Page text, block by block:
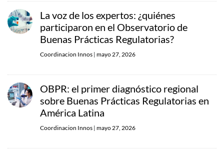
La voz de los expertos: ¿quiénes
participaron en el Observatorio de
Buenas Prácticas Regulatorias?
Coordinacion Innos | mayo 27, 2026
OBPR: el primer diagnóstico regional
sobre Buenas Prácticas Regulatorias en
América Latina
Coordinacion Innos | mayo 27, 2026